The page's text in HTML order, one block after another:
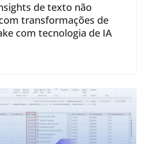
de texto não
transformações de
com tecnologia de IA